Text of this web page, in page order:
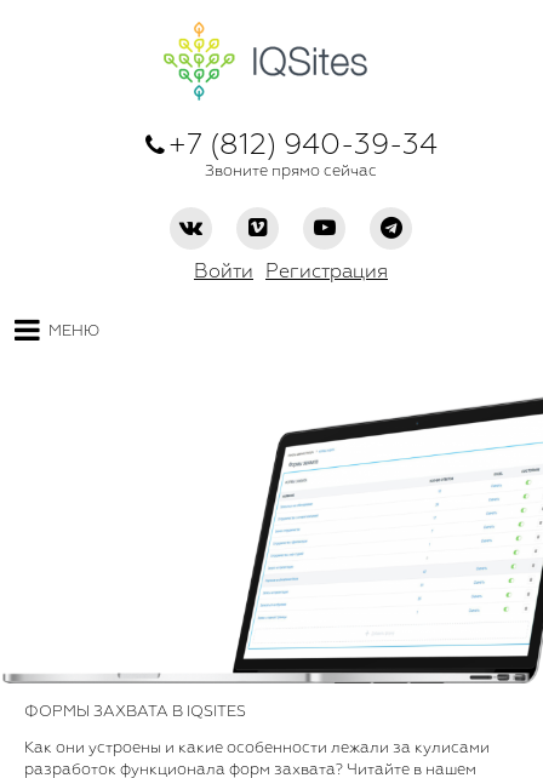
+7 (812) 940-39-34
Звоните прямо сейчас
Войти Регистрация
МЕНЮ
ФОРМЫ ЗАХВАТА В IQSITES
Как они устроены и какие особенности лежали за кулисами
разработок функционала форм захвата? Читайте в нашем